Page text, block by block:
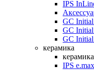
IPS
GC Initial
GC
GC
керамика
керамика
IPS